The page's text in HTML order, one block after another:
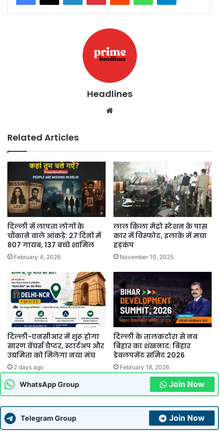
Headlines
Related Articles
दिल्ली में लापता लोगों के
चौंकाने वाले आंकड़े: 27 दिनों में
807 गायब, 137 बच्चे शामिल
February 4, 2026
लाल किला मेट्रो स्टेशन के पास
कार में विस्फोट, इलाके में मचा
हड़कंप
November 10, 2025
दिल्ली-एनसीआर में शुरू होगा
सारण वेंचर्स चैप्टर, स्टार्टअप और
उद्यमिता को मिलेगा नया मंच
2 days ago
दिल्ली के तालकटोरा से नव
बिहार का शंखनाद: बिहार
डेवलपमेंट समिट 2026
February 18, 2026
WhatsApp Group Join Now
Telegram Group Join Now